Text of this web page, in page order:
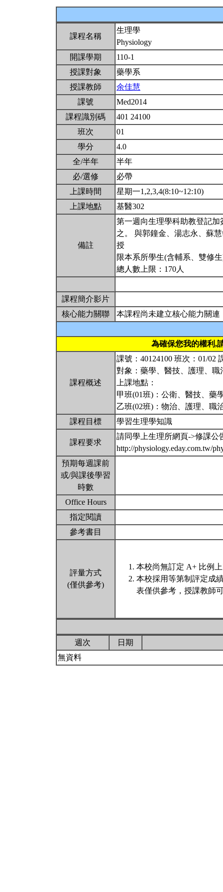
課程名稱
生理學
Physiology
開課學期
110-1
授課對象
藥學系
授課教師
余佳慧
課號
Med2014
課程識別碼
401 24100
班次
01
學分
4.0
全/半年
半年
必/選修
必帶
上課時間
星期一1,2,3,4(8:10~12:10)
上課地點
基醫302
備註
第一週向生理學科助教登記
之。 與郭鐘金、湯志永、蘇
授
限本系所學生(含輔系、雙修
總人數上限：170人
課程簡介影片
核心能力關聯
本課程尚未建立核心能力關連
為確保您我的權利,
課程概述
課號：40124100 班次：01/02
對象：藥學、醫技、護理、
上課地點：
甲班(01班)：公衛、醫技、藥
乙班(02班)：物治、護理、職
課程目標
學習生理學知識
課程要求
請同學上生理所網頁->修課公
http://physiology.eday.com.tw/
預期每週課前
或/與課後學習
時數
Office Hours
指定閱讀
參考書目
評量方式
(僅供參考)
本校尚無訂定 A+ 比例
本校採用等第制評定成
表僅供參考，授課教師
週次
日期
無資料